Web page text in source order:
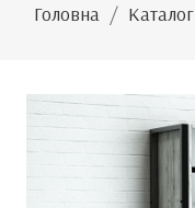
Головна Каталог